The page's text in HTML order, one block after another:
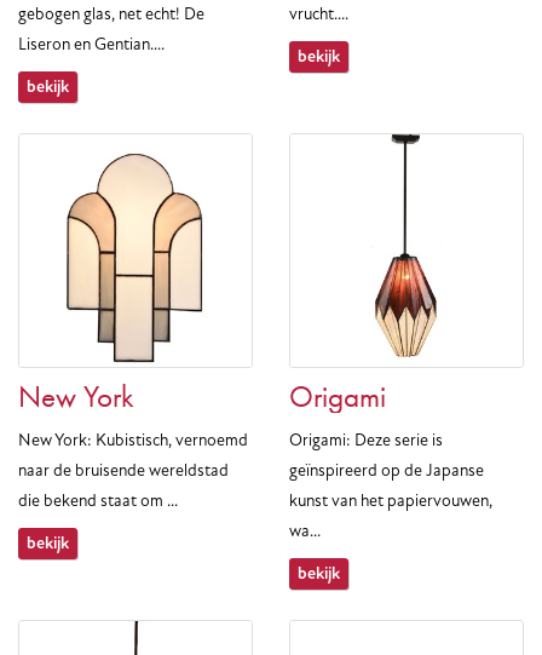
gebogen glas, net echt! De
Liseron en Gentian....
bekijk
vrucht....
bekijk
New York
New York: Kubistisch, vernoemd
naar de bruisende wereldstad
die bekend staat om ...
bekijk
Origami
Origami: Deze serie is
geïnspireerd op de Japanse
kunst van het papiervouwen,
wa...
bekijk